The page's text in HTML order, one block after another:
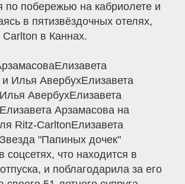
по побережью на кабриолете и
в пятизвёздочных отелях,
в Каннах.
Илья АвербухЕлизавета
АвербухЕлизавета
Арзамасова на
Ritz-CarltonЕлизавета
"Папиных дочек"
соцсетях, что находится в
и поблагодарила за его